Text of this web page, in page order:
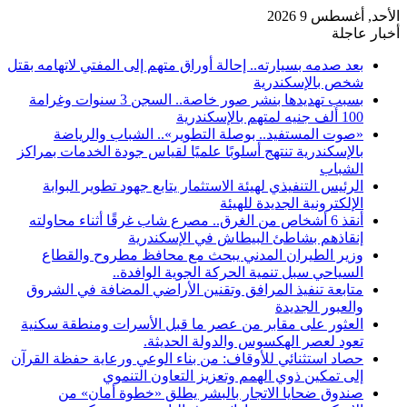
الأحد, أغسطس 9 2026
أخبار عاجلة
بعد صدمه بسيارته.. إحالة أوراق متهم إلى المفتي لاتهامه بقتل
شخص بالإسكندرية
بسبب تهديدها بنشر صور خاصة.. السجن 3 سنوات وغرامة
100 ألف جنيه لمتهم بالإسكندرية
«صوت المستفيد.. بوصلة التطوير».. الشباب والرياضة
بالإسكندرية تنتهج أسلوبًا علميًا لقياس جودة الخدمات بمراكز
الشباب
الرئيس التنفيذي لهيئة الاستثمار يتابع جهود تطوير البوابة
الإلكترونية الجديدة للهيئة
أنقذ 6 أشخاص من الغرق.. مصرع شاب غرقًا أثناء محاولته
إنقاذهم بشاطئ البيطاش في الإسكندرية
وزير الطيران المدني يبحث مع محافظ مطروح والقطاع
السياحي سبل تنمية الحركة الجوية الوافدة..
متابعة تنفيذ المرافق وتقنين الأراضي المضافة في الشروق
والعبور الجديدة
العثور على مقابر من عصر ما قبل الأسرات ومنطقة سكنية
تعود لعصر الهكسوس والدولة الحديثة.
حصاد استثنائي للأوقاف: من بناء الوعي ورعاية حفظة القرآن
إلى تمكين ذوي الهمم وتعزيز التعاون التنموي
صندوق ضحايا الاتجار بالبشر يطلق «خطوة أمان» من